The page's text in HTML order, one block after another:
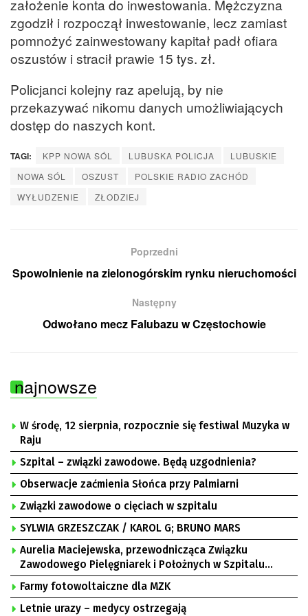
założenie konta do inwestowania. Mężczyzna
zgodził i rozpoczął inwestowanie, lecz zamiast
pomnożyć zainwestowany kapitał padł ofiara
oszustów i stracił prawie 15 tys. zł.
Policjanci kolejny raz apelują, by nie
przekazywać nikomu danych umożliwiających
dostęp do naszych kont.
TAGI: KPP NOWA SÓL LUBUSKA POLICJA
LUBUSKIE
NOWA SÓL
OSZUST
POLSKIE RADIO ZACHÓD
WYŁUDZENIE
ZŁODZIEJ
Poprzedni
Spowolnienie na zielonogórskim rynku nieruchomości
Następny
Odwołano mecz Falubazu w Częstochowie
najnowsze
W środę, 12 sierpnia, rozpocznie się festiwal Muzyka w
Raju
Szpital – związki zawodowe. Będą uzgodnienia?
Obserwacje zaćmienia Słońca przy Palmiarni
Związki zawodowe o cięciach w szpitalu
SYLWIA GRZESZCZAK / KAROL G; BRUNO MARS
Aurelia Maciejewska, przewodnicząca Związku
Zawodowego Pielęgniarek i Położnych w Szpitalu
Uniwersyteckim w Zielonej Górze, Bogusław
Motowidełko, przewodniczący Zarządu Regionu NSZZ
„Solidarność” Zielona Góra
Farmy fotowoltaiczne dla MZK
Letnie urazy – medycy ostrzegają